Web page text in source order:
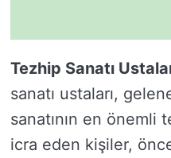
Tezhip Sanatı
sanatı ustaları,
sanatının en önemli
icra eden kişiler,